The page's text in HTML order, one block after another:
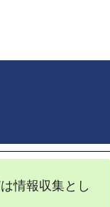
情報収集とし